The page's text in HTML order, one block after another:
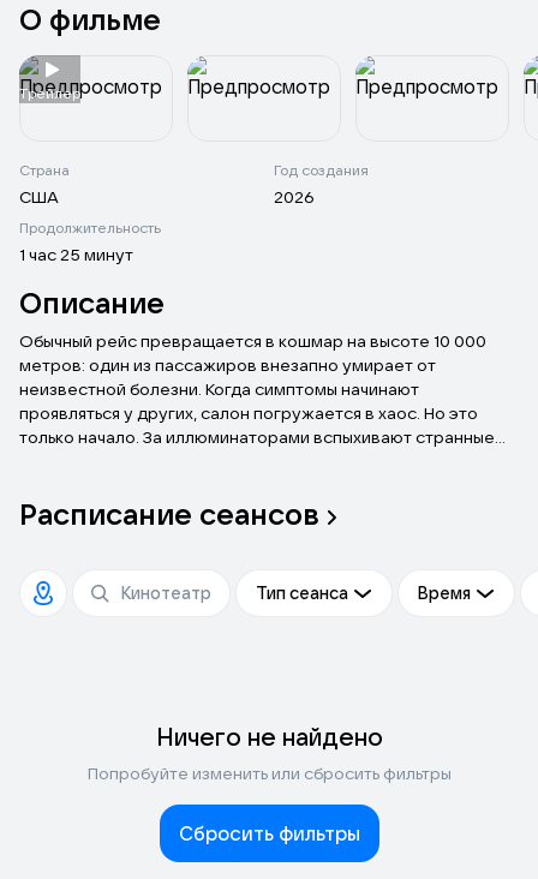
О фильме
Tрейлер
Страна
США
Год создания
2026
Продолжительность
1 час 25 минут
Описание
Обычный рейс превращается в кошмар на высоте 10 000
метров: один из пассажиров внезапно умирает от
неизвестной болезни. Когда симптомы начинают
проявляться у других, салон погружается в хаос. Но это
только начало. За иллюминаторами вспыхивают странные
пределы реальности.
Расписание сеансов
Тип сеанса Время
Ничего не найдено
Попробуйте изменить или сбросить фильтры
Сбросить фильтры